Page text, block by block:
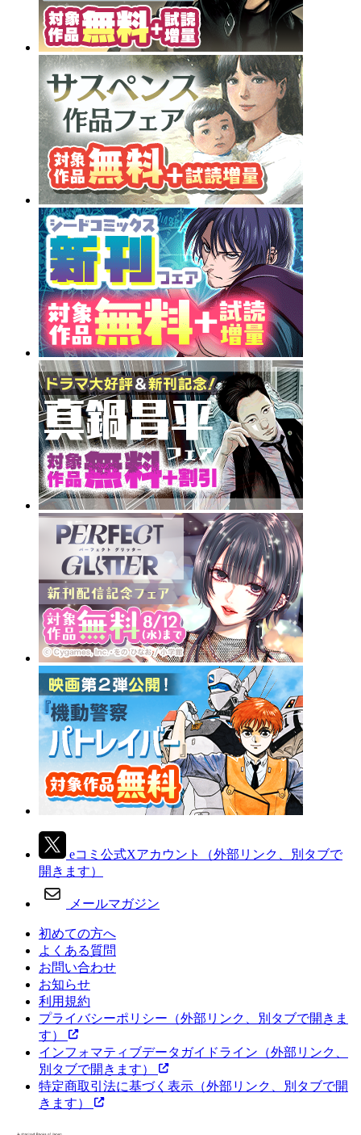
eコミ公式Xアカウント
（外部リンク、別タブで
開きます）
メールマガジン
初めての方へ
よくある質問
お問い合わせ
お知らせ
利用規約
プライバシーポリシー （外部リンク、別タブで開きま
す）
インフォマティブデータガイドライン （外部リンク、
別タブで開きます）
特定商取引法に基づく表示 （外部リンク、別タブで開
きます）